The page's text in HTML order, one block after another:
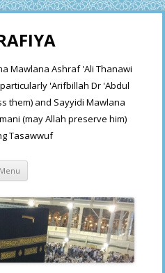
Mawlana Ashraf 'Ali Thanawi
'Arifbillah Dr 'Abdul
them) and Sayyidi Mawlana
(may Allah preserve him)
Tasawwuf
Menu Skip
content